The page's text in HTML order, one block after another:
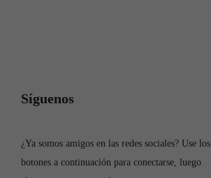
Síguenos
¿Ya somos amigos en las redes sociales? Use los
botones a continuación para conectarse, luego